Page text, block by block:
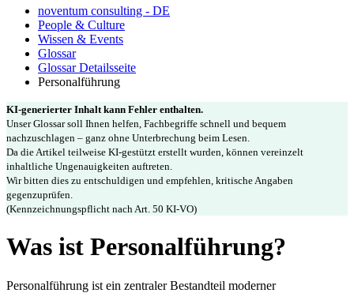
noventum consulting - DE
People & Culture
Wissen & Events
Glossar
Glossar Detailsseite
Personalführung
KI-generierter Inhalt kann Fehler enthalten.
Unser Glossar soll Ihnen helfen, Fachbegriffe schnell und bequem
nachzuschlagen – ganz ohne Unterbrechung beim Lesen.
Da die Artikel teilweise KI-gestützt erstellt wurden, können vereinzelt
inhaltliche Ungenauigkeiten auftreten.
Wir bitten dies zu entschuldigen und empfehlen, kritische Angaben
gegenzuprüfen.
(Kennzeichnungspflicht nach Art. 50 KI-VO)
Was ist Personalführung?
Personalführung ist ein zentraler Bestandteil moderner